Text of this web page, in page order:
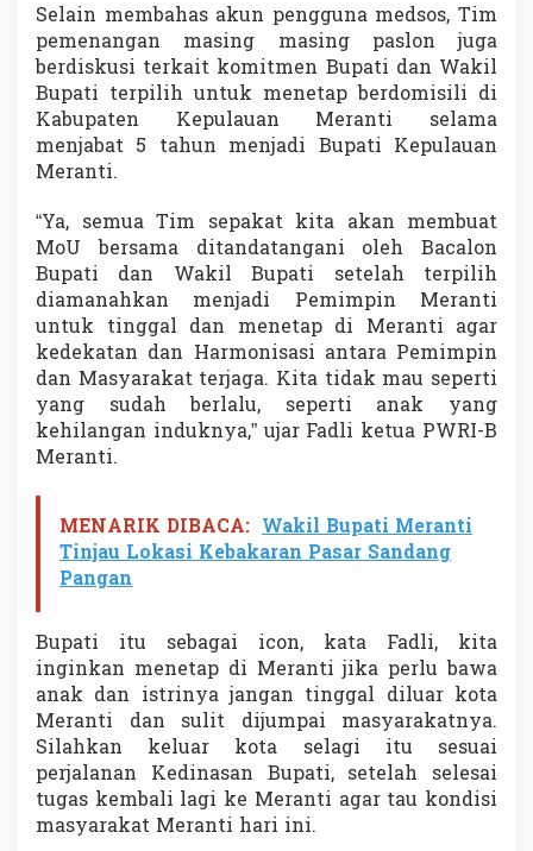
Selain membahas akun pengguna medsos, Tim
pemenangan masing masing paslon juga
berdiskusi terkait komitmen Bupati dan Wakil
Bupati terpilih untuk menetap berdomisili di
Kabupaten Kepulauan Meranti selama
menjabat 5 tahun menjadi Bupati Kepulauan
Meranti.
“Ya, semua Tim sepakat kita akan membuat
MoU bersama ditandatangani oleh Bacalon
Bupati dan Wakil Bupati setelah terpilih
diamanahkan menjadi Pemimpin Meranti
untuk tinggal dan menetap di Meranti agar
kedekatan dan Harmonisasi antara Pemimpin
dan Masyarakat terjaga. Kita tidak mau seperti
yang sudah berlalu, seperti anak yang
kehilangan induknya,” ujar Fadli ketua PWRI-B
Meranti.
MENARIK DIBACA: Wakil Bupati Meranti
Tinjau Lokasi Kebakaran Pasar Sandang
Pangan
Bupati itu sebagai icon, kata Fadli, kita
inginkan menetap di Meranti jika perlu bawa
anak dan istrinya jangan tinggal diluar kota
Meranti dan sulit dijumpai masyarakatnya.
Silahkan keluar kota selagi itu sesuai
perjalanan Kedinasan Bupati, setelah selesai
tugas kembali lagi ke Meranti agar tau kondisi
masyarakat Meranti hari ini.